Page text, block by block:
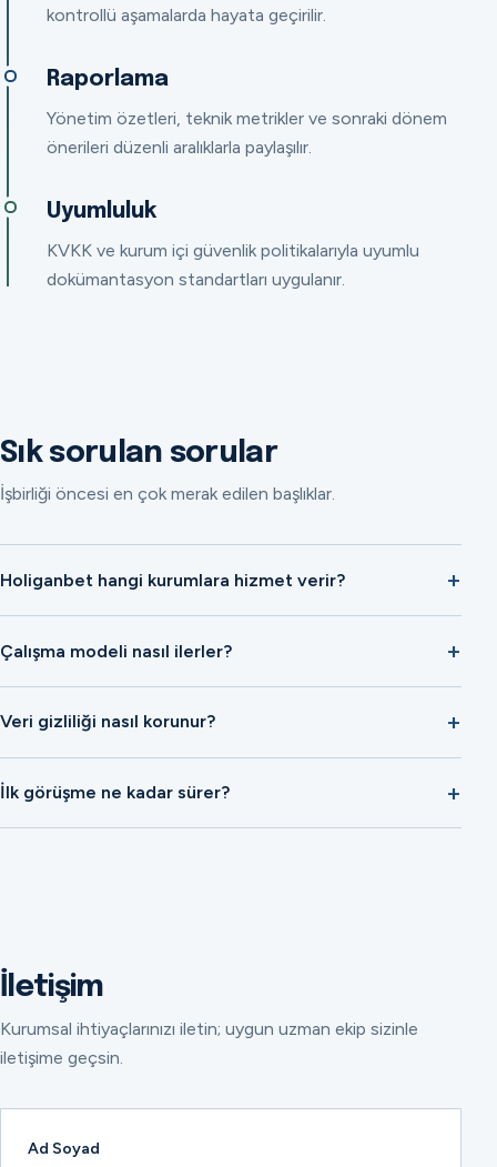
kontrollü aşamalarda hayata geçirilir.
Raporlama
Yönetim özetleri, teknik metrikler ve sonraki dönem
önerileri düzenli aralıklarla paylaşılır.
Uyumluluk
KVKK ve kurum içi güvenlik politikalarıyla uyumlu
dokümantasyon standartları uygulanır.
Sık sorulan sorular
İşbirliği öncesi en çok merak edilen başlıklar.
Holiganbet hangi kurumlara hizmet verir?
Çalışma modeli nasıl ilerler?
Veri gizliliği nasıl korunur?
İlk görüşme ne kadar sürer?
İletişim
Kurumsal ihtiyaçlarınızı iletin; uygun uzman ekip sizinle
iletişime geçsin.
Ad Soyad